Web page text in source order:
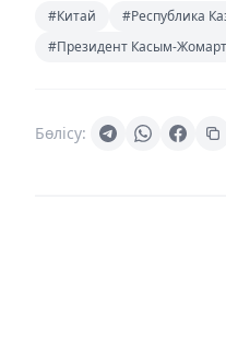
#Китай
#Республика
#Президент Касым-
Бөлісу: